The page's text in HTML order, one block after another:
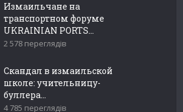
Измаильчане на
транспортном форуме
UKRAINIAN PORTS...
2 578 переглядів
Скандал в измаильской
школе: учительницу-
буллера...
4 785 переглядів